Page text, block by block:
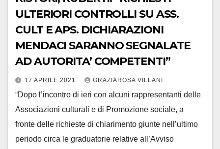
ULTERIORI CONTROLLI SU ASS.
CULT E APS. DICHIARAZIONI
MENDACI SARANNO SEGNALATE
AD AUTORITA’ COMPETENTI”
17 APRILE 2021 GRAZIAROSA VILLANI
“Dopo l’incontro di ieri con alcuni rappresentanti delle
Associazioni culturali e di Promozione sociale, a
fronte delle richieste di chiarimento giunte nell’ultimo
periodo circa le graduatorie relative all’Avviso